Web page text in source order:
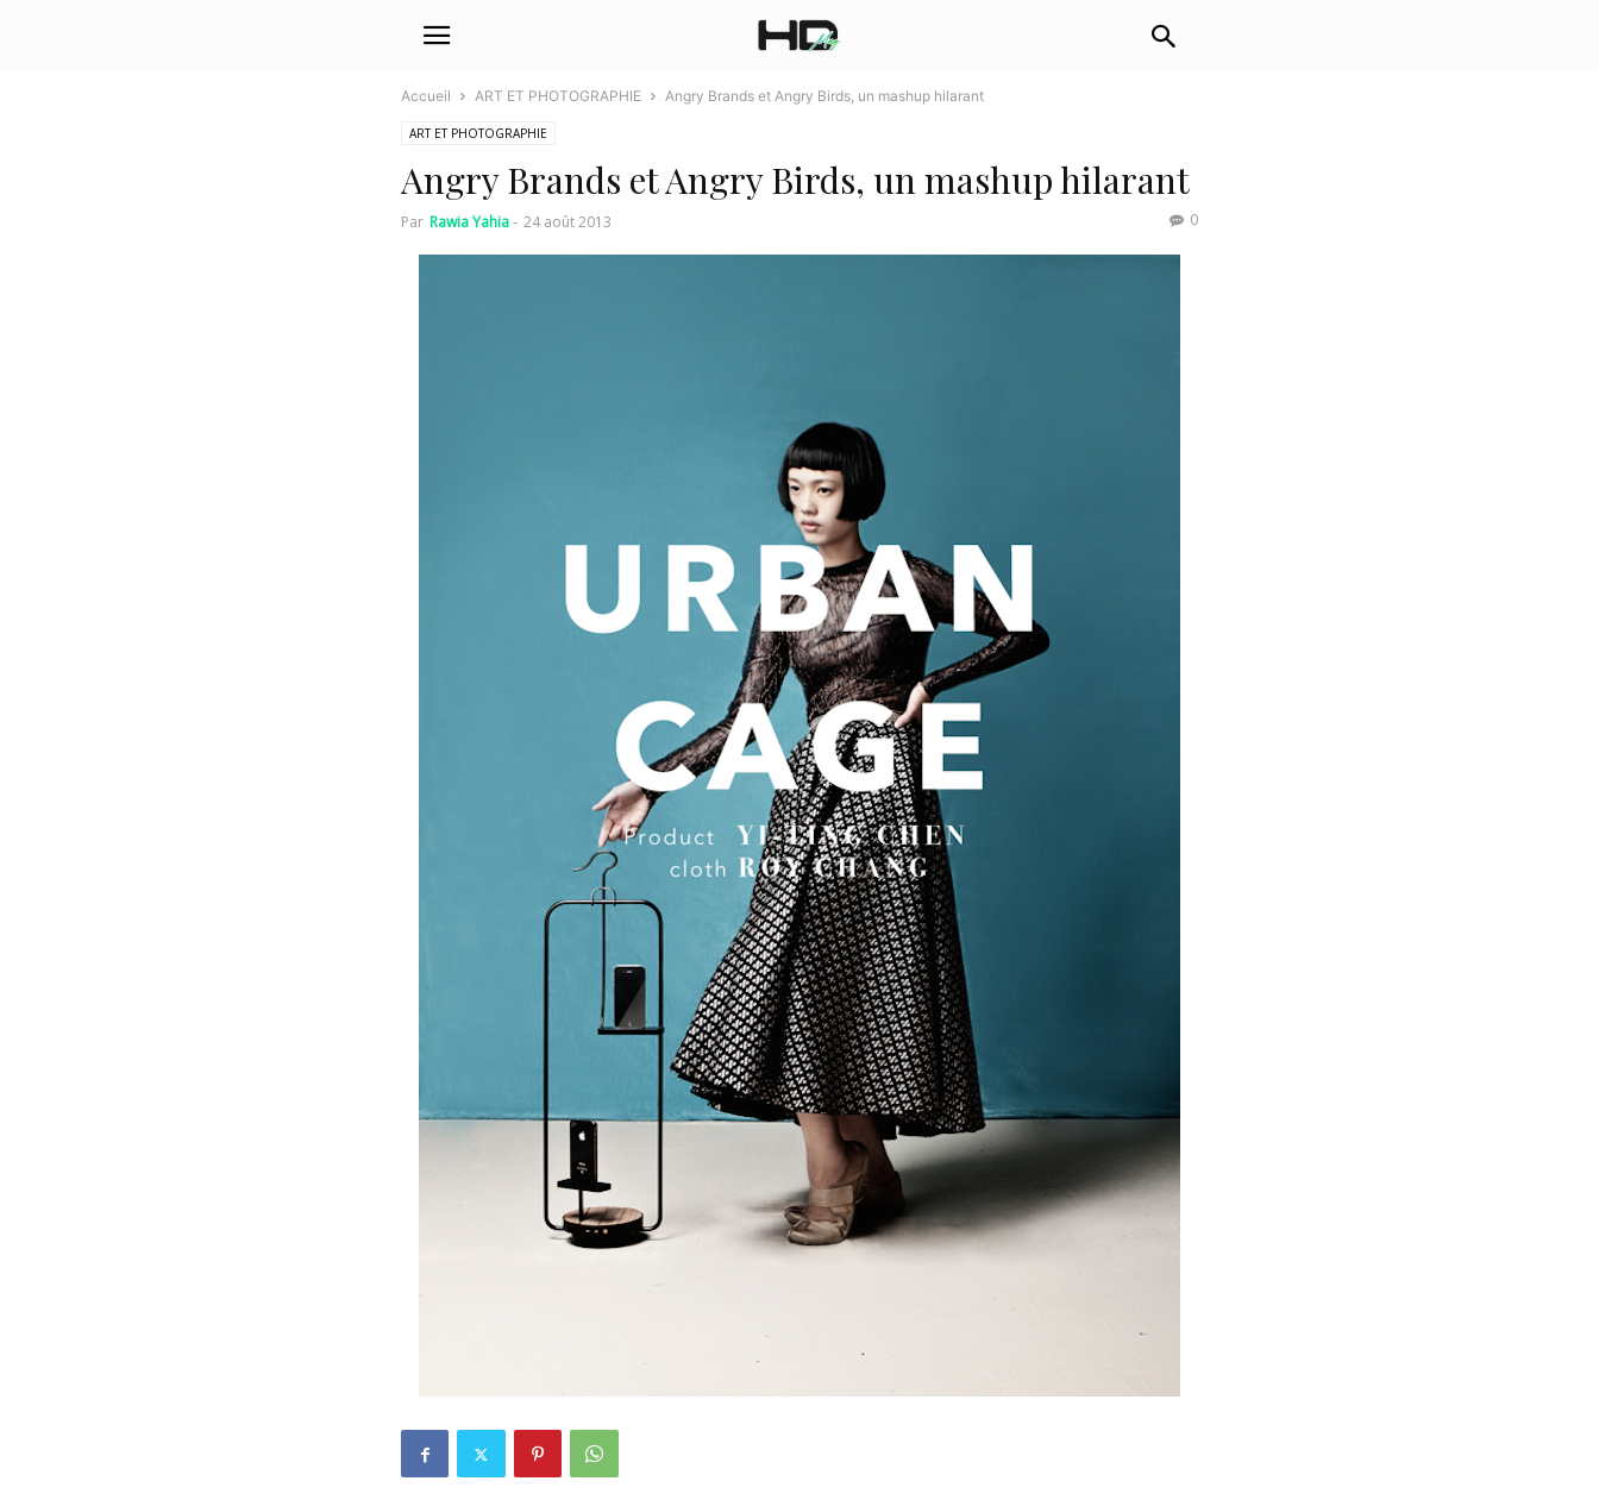
Accueil ART ET PHOTOGRAPHIE Angry Brands et Angry Birds, un mashup hilarant
ART ET PHOTOGRAPHIE
Angry Brands et Angry Birds, un mashup hilarant
Par Rawia Yahia- 24 août 2013 0